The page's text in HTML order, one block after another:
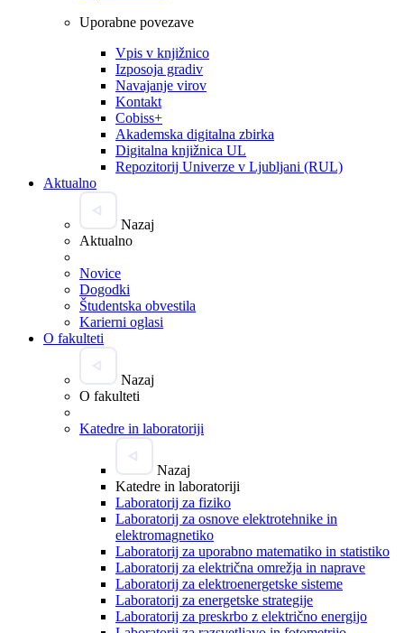
Uporabne povezave
Vpis v knjižnico
Izposoja gradiv
Navajanje virov
Kontakt
Cobiss+
Akademska digitalna zbirka
Digitalna knjižnica UL
Repozitorij Univerze v Ljubljani (RUL)
Aktualno
Nazaj
Aktualno
Novice
Dogodki
Študentska obvestila
Karierni oglasi
O fakulteti
Nazaj
O fakulteti
Katedre in laboratoriji
Nazaj
Katedre in laboratoriji
Laboratorij za fiziko
Laboratorij za osnove elektrotehnike in
elektromagnetiko
Laboratorij za uporabno matematiko in statistiko
Laboratorij za električna omrežja in naprave
Laboratorij za elektroenergetske sisteme
Laboratorij za energetske strategije
Laboratorij za preskrbo z električno energijo